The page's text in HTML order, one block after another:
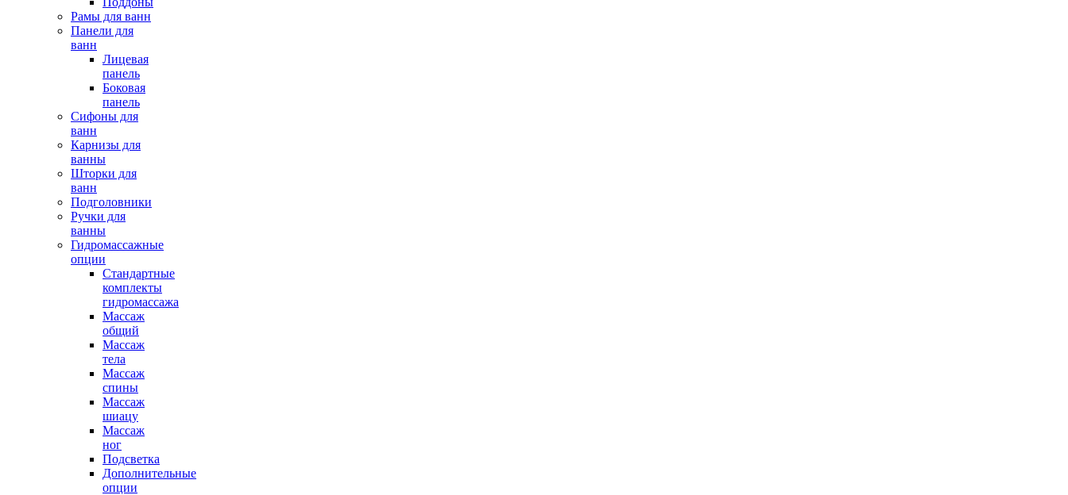
Рамы для ванн
Панели для
ванн
Лицевая
панель
Боковая
панель
Сифоны для
ванн
Карнизы для
ванны
Шторки для
ванн
Подголовники
Ручки для
ванны
Гидромассажные
опции
Стандартные
комплекты
гидромассажа
Массаж
общий
Массаж
тела
Массаж
спины
Массаж
шиацу
Массаж
ног
Подсветка
Дополнительные
опции